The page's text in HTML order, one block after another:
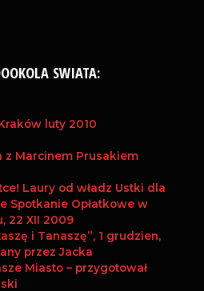
SWIATA:
luty 2010
z Marcinem Prusakiem
Laury od władz Ustki dla
Spotkanie Opłatkowe w
22 XII 2009
i Tanaszę”, 1 grudzien,
przez Jacka
Miasto – przygotował